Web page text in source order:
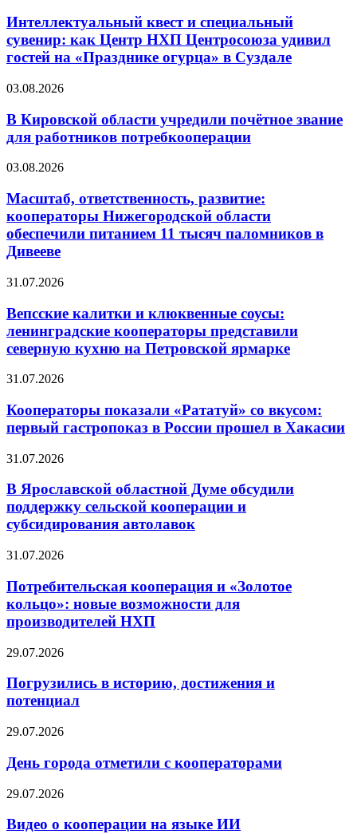
Интеллектуальный квест и специальный
сувенир: как Центр НХП Центросоюза удивил
гостей на «Празднике огурца» в Суздале
03.08.2026
В Кировской области учредили почётное звание
для работников потребкооперации
03.08.2026
Масштаб, ответственность, развитие:
кооператоры Нижегородской области
обеспечили питанием 11 тысяч паломников в
Дивееве
31.07.2026
Вепсские калитки и клюквенные соусы:
ленинградские кооператоры представили
северную кухню на Петровской ярмарке
31.07.2026
Кооператоры показали «Рататуй» со вкусом:
первый гастропоказ в России прошел в Хакасии
31.07.2026
В Ярославской областной Думе обсудили
поддержку сельской кооперации и
субсидирования автолавок
31.07.2026
Потребительская кооперация и «Золотое
кольцо»: новые возможности для
производителей НХП
29.07.2026
Погрузились в историю, достижения и
потенциал
29.07.2026
День города отметили с кооператорами
29.07.2026
Видео о кооперации на языке ИИ